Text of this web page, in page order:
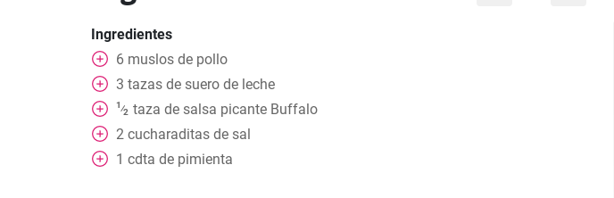
Ingredientes
6 muslos de pollo
3 tazas de suero de leche
1⁄2 taza de salsa picante Buffalo
2 cucharaditas de sal
1 cdta de pimienta